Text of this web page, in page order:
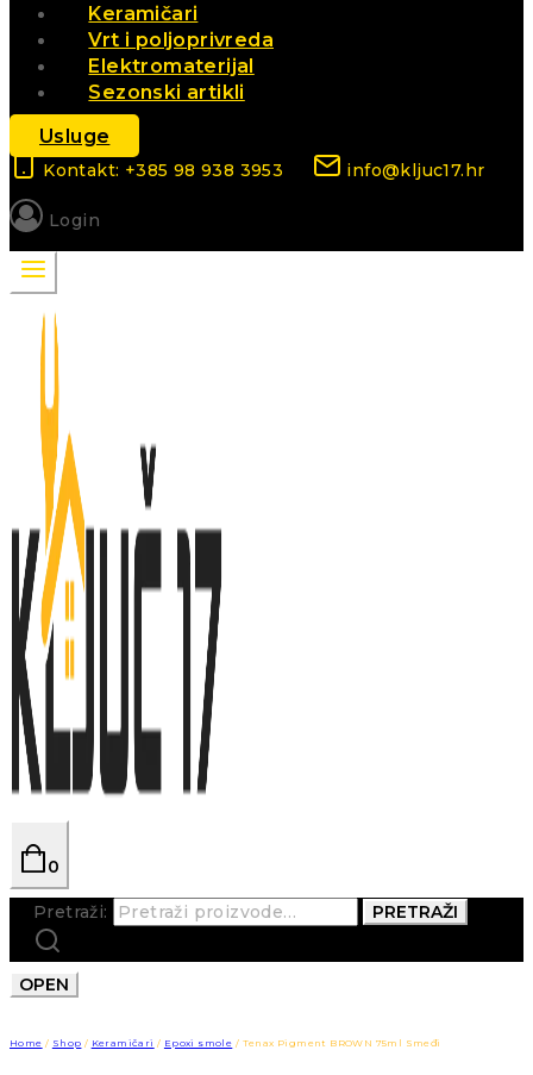
Keramičari
Vrt i poljoprivreda
Elektromaterijal
Sezonski artikli
Usluge
Kontakt: +385 98 938 3953 info@kljuc17.hr
Login
0
Pretraži: PRETRAŽI
OPEN
Home / Shop / Keramičari / Epoxi smole / Tenax Pigment BROWN 75ml Smeđi